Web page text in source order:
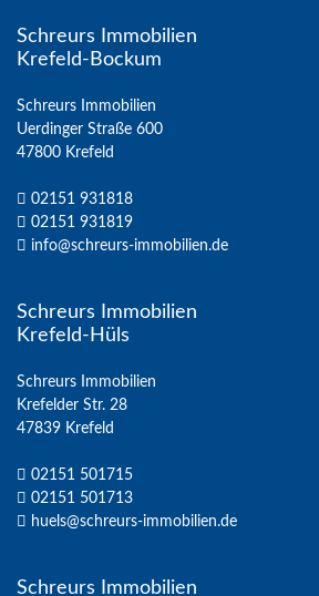
Schreurs Immobilien
Krefeld-Bockum
Schreurs Immobilien
Uerdinger Straße 600
47800 Krefeld
02151 931818
02151 931819
info@schreurs-immobilien.de
Schreurs Immobilien
Krefeld-Hüls
Schreurs Immobilien
Krefelder Str. 28
47839 Krefeld
02151 501715
02151 501713
huels@schreurs-immobilien.de
Schreurs Immobilien